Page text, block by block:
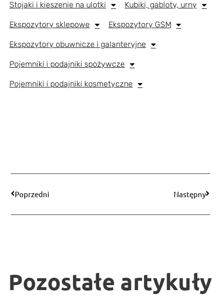
Stojaki i kieszenie na ulotki Kubiki, gabloty, urny
Ekspozytory sklepowe Ekspozytory GSM
Ekspozytory obuwnicze i galanteryjne
Pojemniki i podajniki spożywcze
Pojemniki i podajniki kosmetyczne
Poprzedni Następny
Pozostałe artykuły